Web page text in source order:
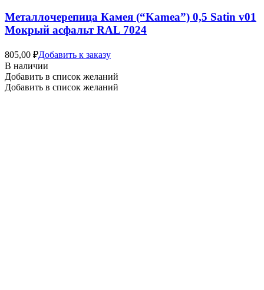
Металлочерепица Камея (“Kamea”) 0,5 Satin v01
Мокрый асфальт RAL 7024
805,00 ₽Добавить к заказу
В наличии
Добавить в список желаний
Добавить в список желаний